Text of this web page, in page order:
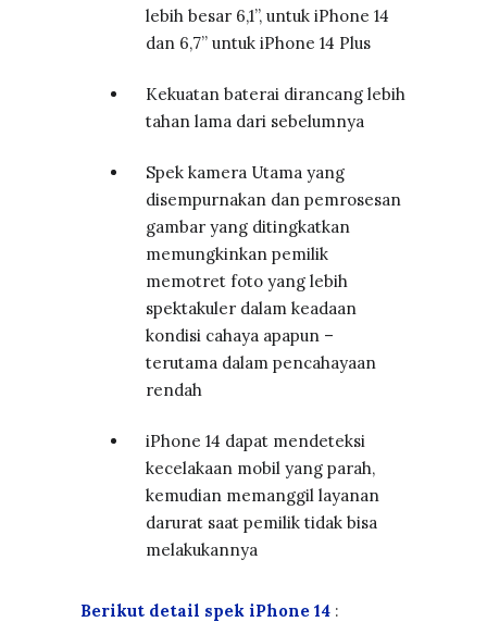
lebih besar 6,1”, untuk iPhone 14
dan 6,7” untuk iPhone 14 Plus
Kekuatan baterai dirancang lebih
tahan lama dari sebelumnya
Spek kamera Utama yang
disempurnakan dan pemrosesan
gambar yang ditingkatkan
memungkinkan pemilik
memotret foto yang lebih
spektakuler dalam keadaan
kondisi cahaya apapun –
terutama dalam pencahayaan
rendah
iPhone 14 dapat mendeteksi
kecelakaan mobil yang parah,
kemudian memanggil layanan
darurat saat pemilik tidak bisa
melakukannya
Berikut detail spek iPhone 14 :